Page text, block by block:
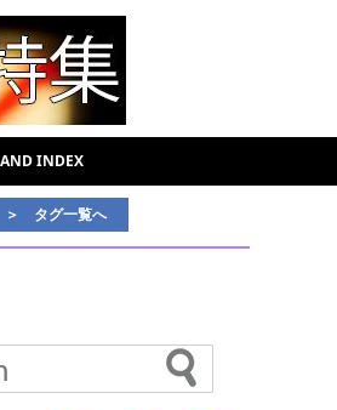
INDEX
＞ タグ一覧へ